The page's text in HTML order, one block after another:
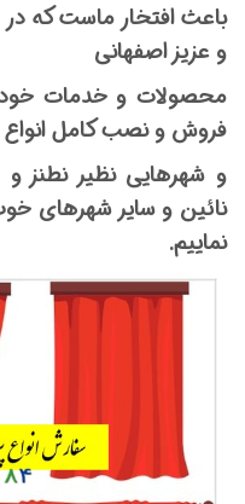
باعث افتخار ماست که
و عزیز اصفهانی
محصولات و خدمات خود
فروش و نصب کامل انواع
و شهرهایی نظیر نطنز
نائین و سایر شهرهای
نماییم.